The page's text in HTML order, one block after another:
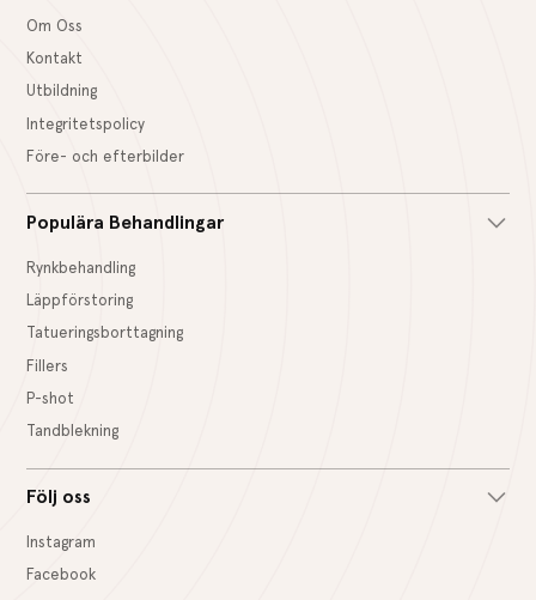
Om Oss
Kontakt
Utbildning
Integritetspolicy
Före- och efterbilder
Populära Behandlingar
Rynkbehandling
Läppförstoring
Tatueringsborttagning
Fillers
P-shot
Tandblekning
Följ oss
Instagram
Facebook